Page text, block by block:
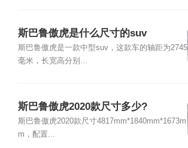
斯巴鲁傲虎是什么尺寸的suv
斯巴鲁傲虎是一款中型suv，这款车的轴距为2745
毫米，长宽高分别...
斯巴鲁傲虎2020款尺寸多少?
斯巴鲁傲虎2020款尺寸4817mm*1840mm*1673m
m，配置...